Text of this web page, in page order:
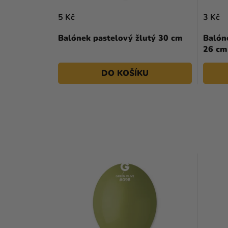
Balónek pastelový žlutý 30 cm
5 Kč
DO KOŠÍKU
26 cm
3 Kč